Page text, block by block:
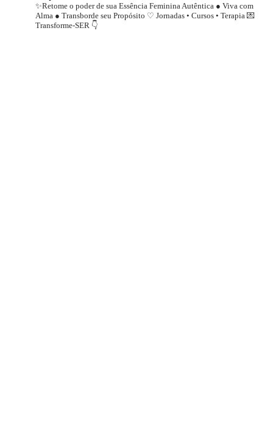
✨Retome o poder de sua Essência Feminina Autêntica ● Viva com
Alma ● Transborde seu Propósito ♡ Jornadas • Cursos • Terapia 💌
Transforme-SER 👇